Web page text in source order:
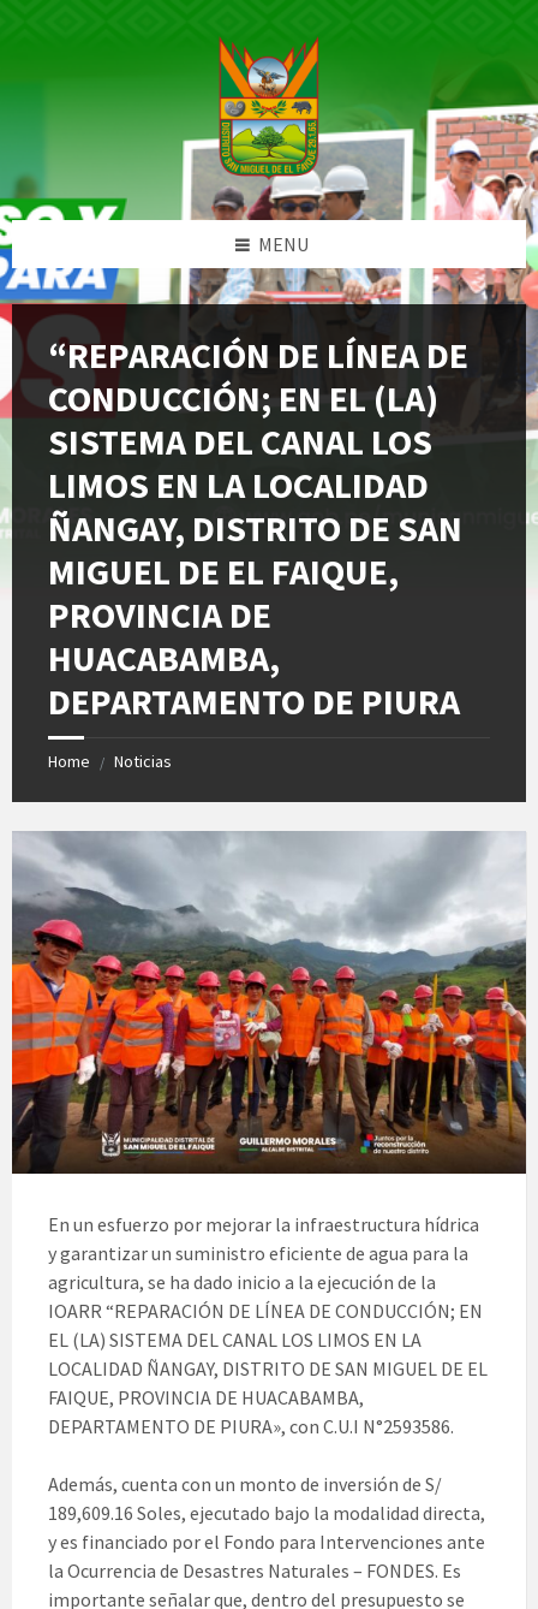
MENU
“REPARACIÓN DE LÍNEA DE
CONDUCCIÓN; EN EL (LA)
SISTEMA DEL CANAL LOS
LIMOS EN LA LOCALIDAD
ÑANGAY, DISTRITO DE SAN
MIGUEL DE EL FAIQUE,
PROVINCIA DE
HUACABAMBA,
DEPARTAMENTO DE PIURA
Home / Noticias
En un esfuerzo por mejorar la infraestructura hídrica
y garantizar un suministro eficiente de agua para la
agricultura, se ha dado inicio a la ejecución de la
IOARR “REPARACIÓN DE LÍNEA DE CONDUCCIÓN; EN
EL (LA) SISTEMA DEL CANAL LOS LIMOS EN LA
LOCALIDAD ÑANGAY, DISTRITO DE SAN MIGUEL DE EL
FAIQUE, PROVINCIA DE HUACABAMBA,
DEPARTAMENTO DE PIURA», con C.U.I N°2593586.
Además, cuenta con un monto de inversión de S/
189,609.16 Soles, ejecutado bajo la modalidad directa,
y es financiado por el Fondo para Intervenciones ante
la Ocurrencia de Desastres Naturales – FONDES. Es
importante señalar que, dentro del presupuesto se